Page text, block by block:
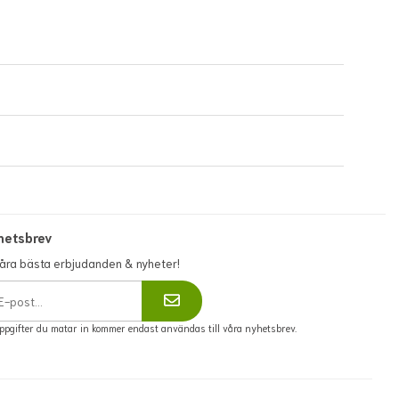
bästa erbjudanden & nyheter!
du matar in kommer endast användas till våra nyhetsbrev.